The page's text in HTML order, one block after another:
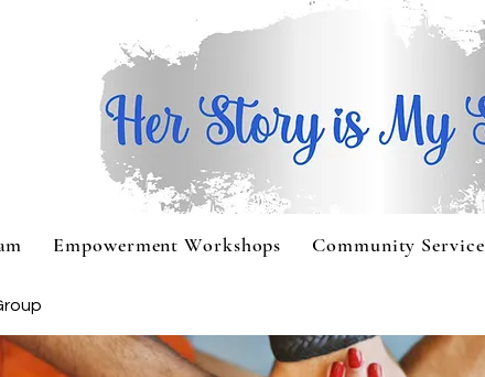
Empowerment Workshops Community Service